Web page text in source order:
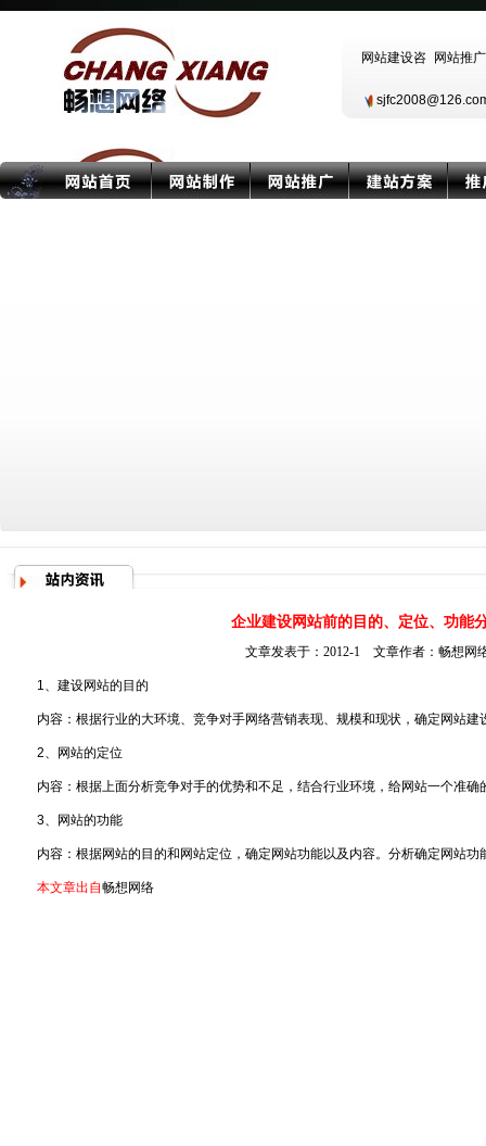
企业建设网站前的目的、定位、功能
文章发表于：2012-1 文章作者： 畅想网
1、 建设网站的目的
内容：根据行业的大环境、竞争对手网络营销表现、规模和现状，确定网站建
2、网站的定位
内容：根据上面分析竞争对手的优势和不足，结合行业环境，给网站一个准确
3、网站的功能
内容：根据网站的目的和网站定位，确定网站功能以及内容。分析确定网站功
本文章出自畅想网络